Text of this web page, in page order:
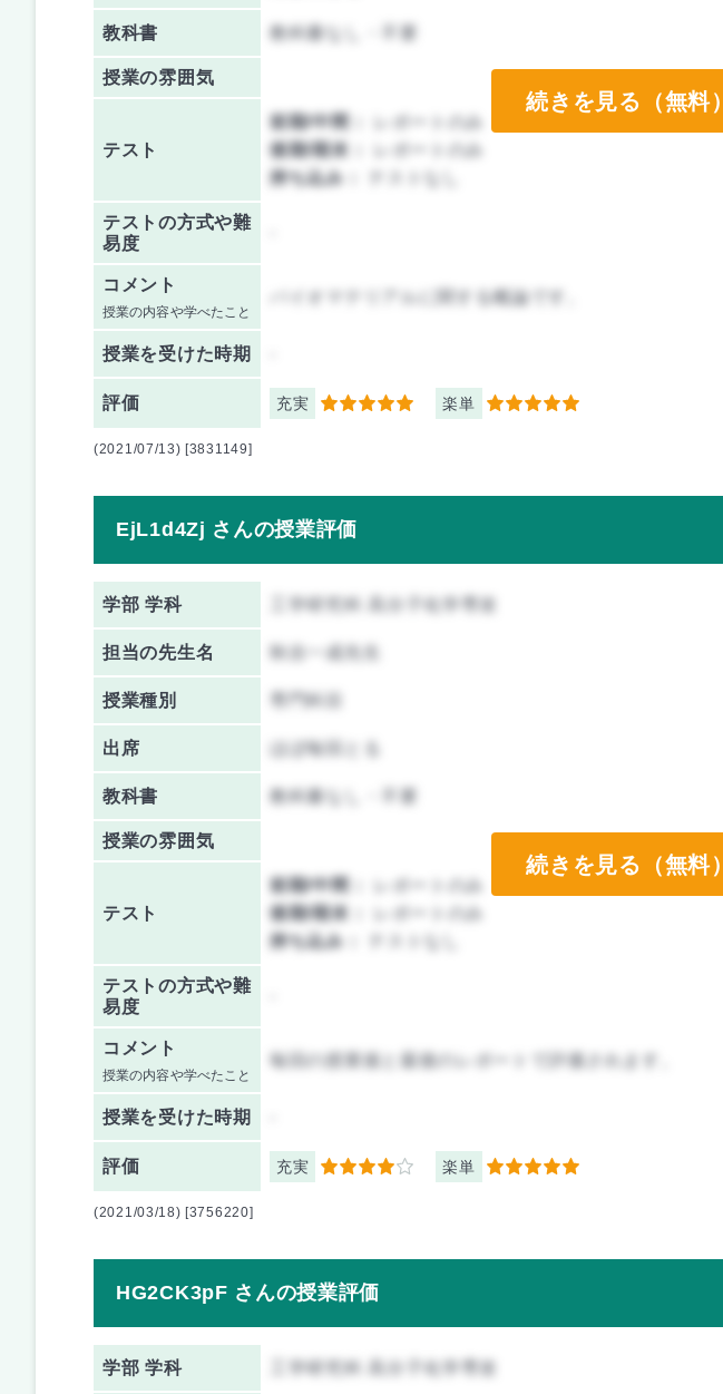
教科書 教科書なし・不要
授業の雰囲気
テスト
前期/中間：
レポートのみ
後期/期末：
レポートのみ
持ち込み：
テストの方式や難
易度
コメント
授業の内容や学べたこと
バイオマテリアルに関する概論です。
授業を受けた時期
評価 充実 5 楽単 5
続きを見る（無料）
(2021/07/13) [3831149]
EjL1d4Zj さんの授業評価
学部 学科
担当の先生名 秋吉一成先生
授業種別 専門科目
出席 ほぼ毎回とる
教科書 教科書なし・不要
授業の雰囲気
テスト
前期/中間：
レポートのみ
後期/期末：
レポートのみ
持ち込み：
テストの方式や難
易度
コメント
授業の内容や学べたこと
毎回の授業後と最後のレポートで評価されます。
授業を受けた時期
評価 充実 4 楽単 5
続きを見る（無料）
(2021/03/18) [3756220]
HG2CK3pF さんの授業評価
学部 学科